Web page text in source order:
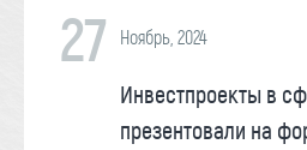
27 Ноябрь, 2024
Инвестпроекты в
презентовали на